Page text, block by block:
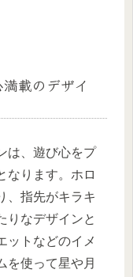
載のデザイ
は、遊び心をプ
なります。ホロ
、指先がキラキ
りなデザインと
ットなどのイメ
を使って星や月